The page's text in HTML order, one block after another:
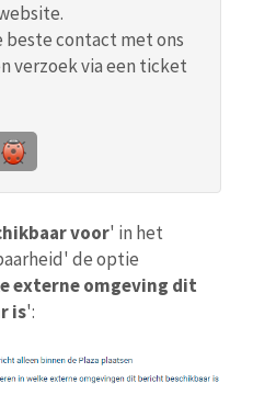
beste contact met ons
verzoek via een ticket
voor' in het
de optie
externe omgeving dit
is':